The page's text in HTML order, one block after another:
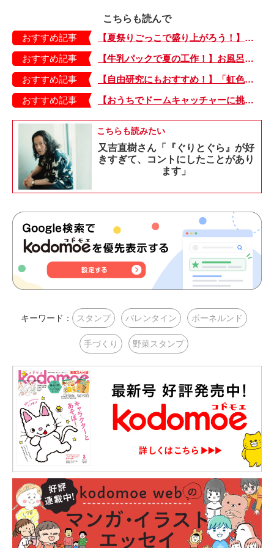
こちらも読んで
おすすめ記事
【夏祭りごっこで盛り上がろう！】紙皿やストローでフォトプロップス風のおしゃれな「おめん」の作り方
おすすめ記事
【牛乳パックで夏の工作！】お風呂やおうちプールで水に浮かべてあそぼ！「牛乳パックのぷかぷかボート」
おすすめ記事
【自由研究にもおすすめ！】「虹色うちわ」作ってみました！ 夏休みの工作に最＆高♪・編集部スタッフイチオシ！
おすすめ記事
【おうちでドームキャッチャーに挑戦だ】アンパンマン わくわくドームキャッチャー
こちらも読みたい
又吉直樹さん「『ぐりとぐら』が好
きすぎて、コントにしたことがあり
ます」
キーワード： スタンプ バレンタイン ボーネルンド
手づくり 野菜スタンプ